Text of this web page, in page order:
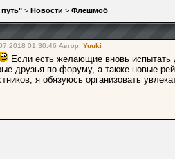
> Новости > Флешмоб
01:30:46 Автор: Yuuki
Если есть желающие вновь испытать
друзья по форуму, а также новые
я обязуюсь организовать